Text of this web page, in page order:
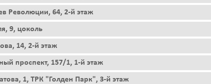
Революции, 64, 2-й этаж
9, цоколь
14, 2-й этаж
проспект, 157/1, 1-й этаж
1, ТРК "Голден Парк", 3-й этаж